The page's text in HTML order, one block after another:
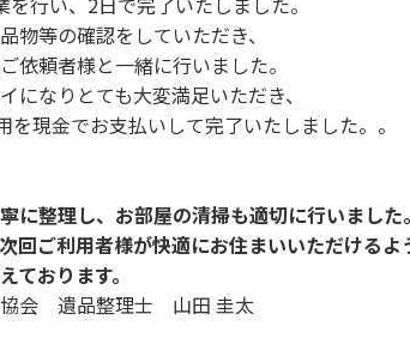
物等の確認をしていただき、
依頼者様と一緒に行いました。
になりとても大変満足いただき、
現金でお支払いして完了いたしました。。
に整理し、お部屋の清掃も適切に行いました。
回ご利用者様が快適にお住まいいただけるよ
ております。
協会 遺品整理士 山田 圭太